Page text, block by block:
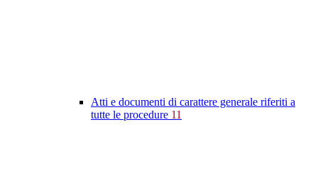
Atti e documenti di carattere generale riferiti a
tutte le procedure 11